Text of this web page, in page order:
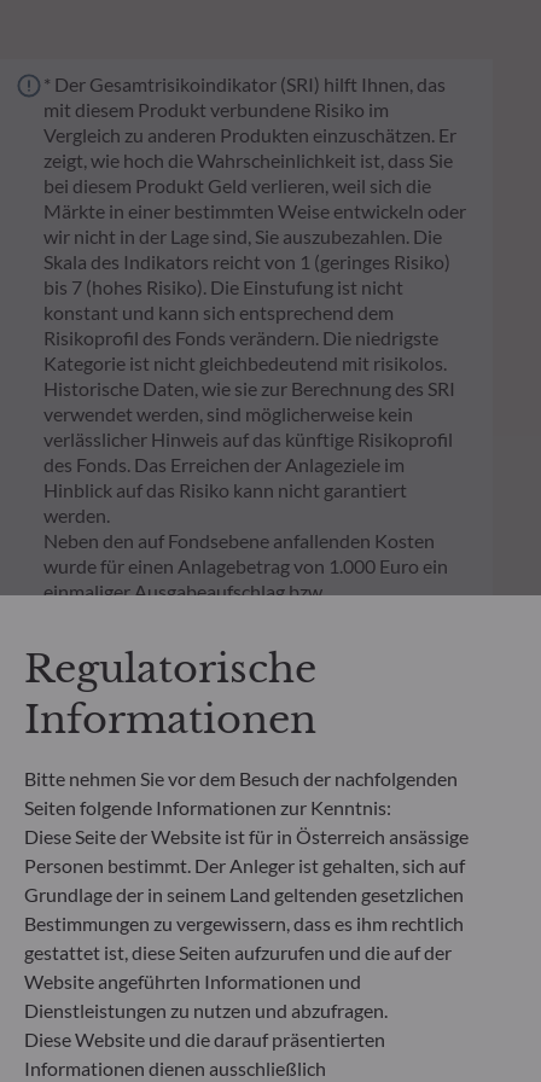
* Der Gesamtrisikoindikator (SRI) hilft Ihnen, das
mit diesem Produkt verbundene Risiko im
Vergleich zu anderen Produkten einzuschätzen. Er
zeigt, wie hoch die Wahrscheinlichkeit ist, dass Sie
bei diesem Produkt Geld verlieren, weil sich die
Märkte in einer bestimmten Weise entwickeln oder
wir nicht in der Lage sind, Sie auszubezahlen. Die
Skala des Indikators reicht von 1 (geringes Risiko)
bis 7 (hohes Risiko). Die Einstufung ist nicht
konstant und kann sich entsprechend dem
Risikoprofil des Fonds verändern. Die niedrigste
Kategorie ist nicht gleichbedeutend mit risikolos.
Historische Daten, wie sie zur Berechnung des SRI
verwendet werden, sind möglicherweise kein
verlässlicher Hinweis auf das künftige Risikoprofil
des Fonds. Das Erreichen der Anlageziele im
Hinblick auf das Risiko kann nicht garantiert
werden.
Neben den auf Fondsebene anfallenden Kosten
wurde für einen Anlagebetrag von 1.000 Euro ein
einmaliger Ausgabeaufschlag bzw.
Rücknahmepreises berücksichtigt. Kosten für die
Verwahrung von Fondsanteilen in Ihrem Depot
können die Wertentwicklung zusätzlich mindern.
**Die EU-Verordnung zur Offenlegung von
Nachhaltigkeitsinformationen (Sustainable
Finance Disclosure Regulation, SFDR) ist ein
Regelwerk der EU, das darauf abzielt, das
Nachhaltigkeitsprofil von Fonds transparent,
besser vergleichbar und für Endinvestoren besser
verständlich zu machen.
Artikel 6: Das Fondsmanagementteam
berücksichtigt bei der Anlageentscheidung keine
Nachhaltigkeitsrisiken oder nachteiligen
Auswirkungen von Anlageentscheidungen auf
Nachhaltigkeitsfaktoren.
Regulatorische
Informationen
Bitte nehmen Sie vor dem Besuch der nachfolgenden
Seiten folgende Informationen zur Kenntnis:
Diese Seite der Website ist für in Österreich ansässige
Personen bestimmt. Der Anleger ist gehalten, sich auf
Grundlage der in seinem Land geltenden gesetzlichen
Bestimmungen zu vergewissern, dass es ihm rechtlich
gestattet ist, diese Seiten aufzurufen und die auf der
Website angeführten Informationen und
Dienstleistungen zu nutzen und abzufragen.
Diese Website und die darauf präsentierten
Informationen dienen ausschließlich